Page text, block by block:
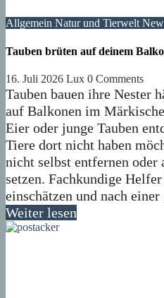
Allgemein Natur und Tierwelt
Tauben brüten auf deinem
16. Juli 2026 Lux 0 Comments
Tauben bauen ihre Nester
auf Balkonen im
Eier oder junge Tauben
Tiere dort nicht haben
nicht selbst entfernen oder
setzen. Fachkundige
einschätzen und nach
Weiter lesen